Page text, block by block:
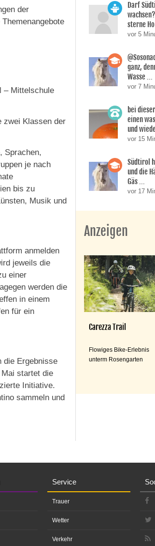
der
– Mittelschule
zwei Klassen der
Sprachen,
je nach
bis zu
Musik und
anmelden
jeweils die
einer
werden die
in einem
für ein
die Ergebnisse
startet die
Initiative.
sammeln und
Darf
sterne
vor 5
ganz,
Wasse ...
vor 7
bei
einen
und
vor 15
Südtirol
und die
Gäs ...
vor 17
Anzeigen
Carezza Trail
Flowiges Bike-Erlebnis
unterm Rosengarten
Service
Trauer
Wetter
Verkehr